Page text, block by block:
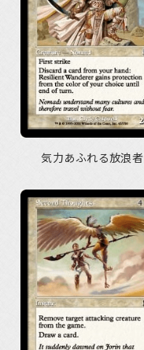
気力あふれる放浪者